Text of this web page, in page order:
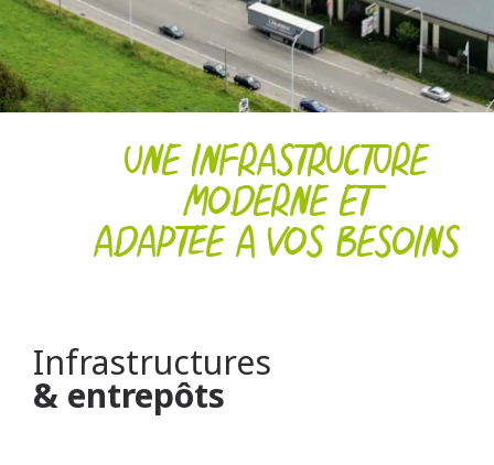
UNE INFRASTRUCTURE
MODERNE ET
ADAPTÉE À VOS BESOINS
Infrastructures
& entrepôts